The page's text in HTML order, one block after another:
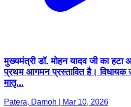
मुख्यमंत्री डॉ. मोहन यादव जी का
प्रथम आगमन प्रस्तावित है। विधायक
मातृ...
Patera, Damoh | Mar 10, 2026